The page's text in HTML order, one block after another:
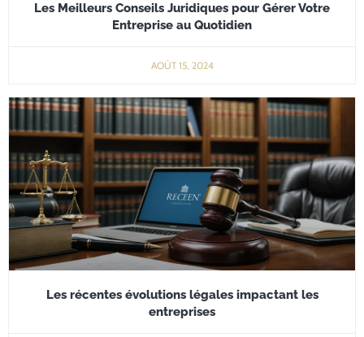
Les Meilleurs Conseils Juridiques pour Gérer Votre
Entreprise au Quotidien
AOÛT 15, 2024
Les récentes évolutions légales impactant les
entreprises